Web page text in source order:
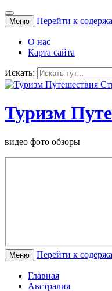
Меню Перейти к
О нас
Карта сайта
Искать:
Туризм
видео фото обзоры
Меню Перейти к
Главная
Австралия